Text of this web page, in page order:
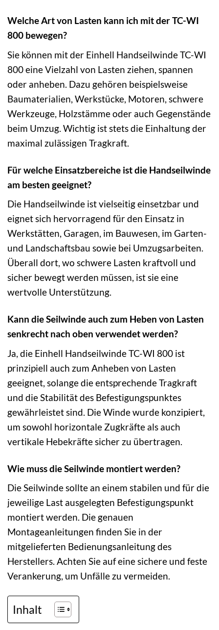
Welche Art von Lasten kann ich mit der TC-WI
800 bewegen?
Sie können mit der Einhell Handseilwinde TC-WI
800 eine Vielzahl von Lasten ziehen, spannen
oder anheben. Dazu gehören beispielsweise
Baumaterialien, Werkstücke, Motoren, schwere
Werkzeuge, Holzstämme oder auch Gegenstände
beim Umzug. Wichtig ist stets die Einhaltung der
maximal zulässigen Tragkraft.
Für welche Einsatzbereiche ist die Handseilwinde
am besten geeignet?
Die Handseilwinde ist vielseitig einsetzbar und
eignet sich hervorragend für den Einsatz in
Werkstätten, Garagen, im Bauwesen, im Garten-
und Landschaftsbau sowie bei Umzugsarbeiten.
Überall dort, wo schwere Lasten kraftvoll und
sicher bewegt werden müssen, ist sie eine
wertvolle Unterstützung.
Kann die Seilwinde auch zum Heben von Lasten
senkrecht nach oben verwendet werden?
Ja, die Einhell Handseilwinde TC-WI 800 ist
prinzipiell auch zum Anheben von Lasten
geeignet, solange die entsprechende Tragkraft
und die Stabilität des Befestigungspunktes
gewährleistet sind. Die Winde wurde konzipiert,
um sowohl horizontale Zugkräfte als auch
vertikale Hebekräfte sicher zu übertragen.
Wie muss die Seilwinde montiert werden?
Die Seilwinde sollte an einem stabilen und für die
jeweilige Last ausgelegten Befestigungspunkt
montiert werden. Die genauen
Montageanleitungen finden Sie in der
mitgelieferten Bedienungsanleitung des
Herstellers. Achten Sie auf eine sichere und feste
Verankerung, um Unfälle zu vermeiden.
Inhalt